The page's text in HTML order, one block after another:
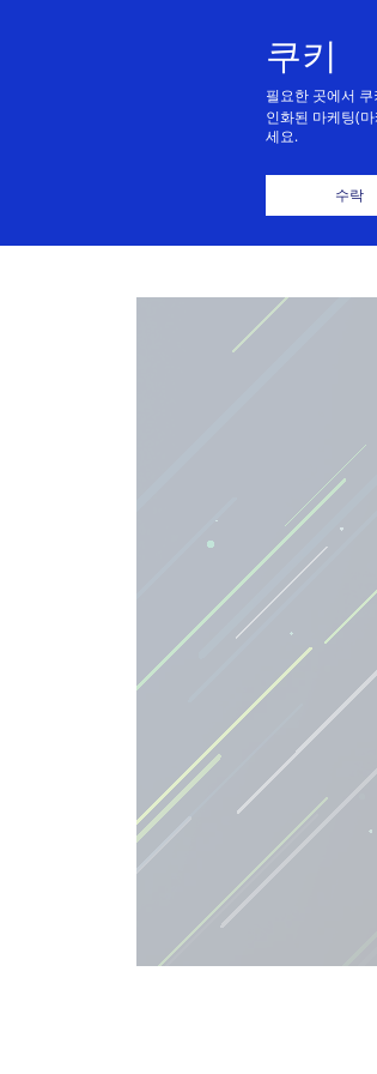
쿠키
필요한 곳에서
인화된 마케팅(
세요.
수락